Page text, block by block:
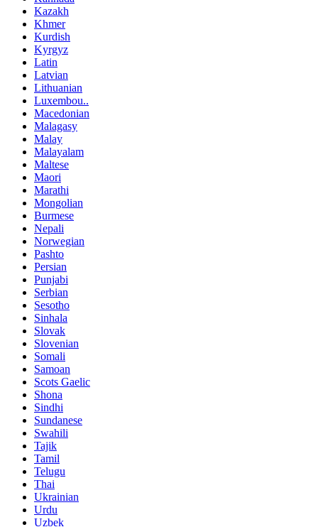
Kazakh
Khmer
Kurdish
Kyrgyz
Latin
Latvian
Lithuanian
Luxembou..
Macedonian
Malagasy
Malay
Malayalam
Maltese
Maori
Marathi
Mongolian
Burmese
Nepali
Norwegian
Pashto
Persian
Punjabi
Serbian
Sesotho
Sinhala
Slovak
Slovenian
Somali
Samoan
Scots Gaelic
Shona
Sindhi
Sundanese
Swahili
Tajik
Tamil
Telugu
Thai
Ukrainian
Urdu
Uzbek